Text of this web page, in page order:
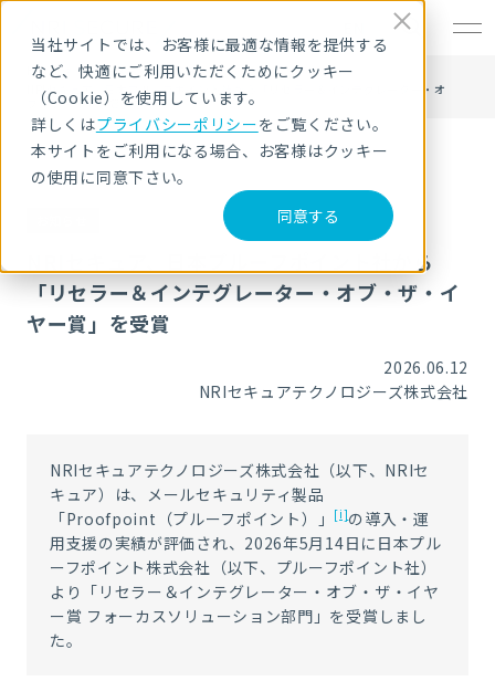
当社サイトでは、お客様に最適な情報を提供する
など、快適にご利用いただくためにクッキー
（Cookie）を使用しています。
詳しくはプライバシーポリシーをご覧ください。
本サイトをご利用になる場合、お客様はクッキー
の使用に同意下さい。
同意する
HOME
ニュース・トピックス
NRIセキュア、日本プルーフポイント社から「リセラー＆インテグレーター・オ
ブ・ザ・イヤー賞」を受賞
NRIセキュア、日本プルーフポイント社から
「リセラー＆インテグレーター・オブ・ザ・イ
ヤー賞」を受賞
2026.06.12
NRIセキュアテクノロジーズ株式会社
NRIセキュアテクノロジーズ株式会社（以下、 NRIセ
キュア）は、メールセキュリティ製品
「Proofpoint（プルーフポイント）」
[i]の導入・運
用支援の実績が評価され、2026年5月14日に日本プル
ーフポイント株式会社（以下、プルーフポイント社）
より「リセラー＆インテグレーター・オブ・ザ・イヤ
ー賞 フォーカスソリューション部門」を受賞しまし
た。